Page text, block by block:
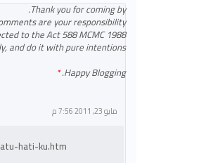
Thank you for coming by.
are your responsibility.
to the Act 588 MCMC 1988.
and do it with pure intentions.
Happy Blogging.
مايو 23, 2011 7:56 م
hati-ku.htm